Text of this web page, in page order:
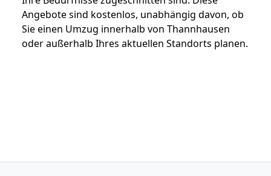
Angebote sind kostenlos, unabhängig davon, ob
Sie einen Umzug innerhalb von Thannhausen
oder außerhalb Ihres aktuellen Standorts planen.